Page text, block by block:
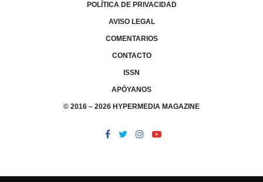
POLÍTICA DE PRIVACIDAD
AVISO LEGAL
COMENTARIOS
CONTACTO
ISSN
APÓYANOS
© 2016 – 2026 HYPERMEDIA MAGAZINE